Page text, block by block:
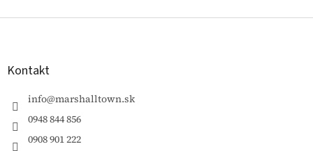
Z
Kontakt
info@marshalltown.sk
0948 844 856
0908 901 222